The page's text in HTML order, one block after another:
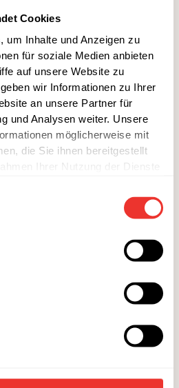
Cookies
um Inhalte und Anzeigen zu
für soziale Medien anbieten
auf unsere Website zu
wir Informationen zu Ihrer
an unsere Partner für
und Analysen weiter. Unsere
möglicherweise mit
die Sie ihnen bereitgestellt
Ihrer Nutzung der Dienste
Kartoffeln